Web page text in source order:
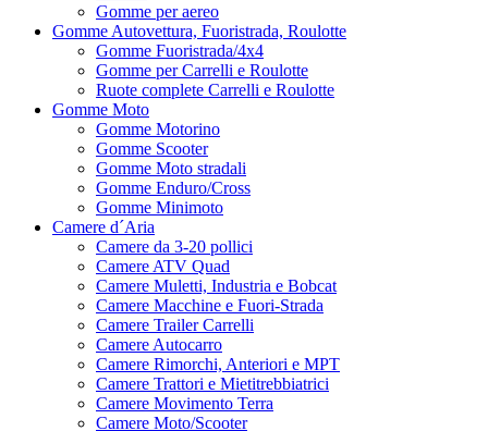
Gomme per aereo
Gomme Autovettura, Fuoristrada, Roulotte
Gomme Fuoristrada/4x4
Gomme per Carrelli e Roulotte
Ruote complete Carrelli e Roulotte
Gomme Moto
Gomme Motorino
Gomme Scooter
Gomme Moto stradali
Gomme Enduro/Cross
Gomme Minimoto
Camere d´Aria
Camere da 3-20 pollici
Camere ATV Quad
Camere Muletti, Industria e Bobcat
Camere Macchine e Fuori-Strada
Camere Trailer Carrelli
Camere Autocarro
Camere Rimorchi, Anteriori e MPT
Camere Trattori e Mietitrebbiatrici
Camere Movimento Terra
Camere Moto/Scooter